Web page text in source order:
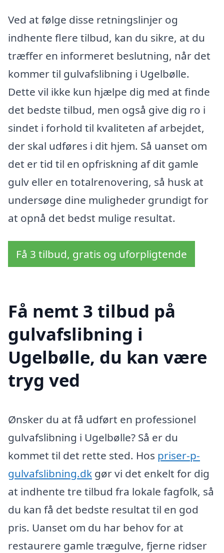
Ved at følge disse retningslinjer og
indhente flere tilbud, kan du sikre, at du
træffer en informeret beslutning, når det
kommer til gulvafslibning i Ugelbølle.
Dette vil ikke kun hjælpe dig med at finde
det bedste tilbud, men også give dig ro i
sindet i forhold til kvaliteten af arbejdet,
der skal udføres i dit hjem. Så uanset om
det er tid til en opfriskning af dit gamle
gulv eller en totalrenovering, så husk at
undersøge dine muligheder grundigt for
at opnå det bedst mulige resultat.
Få 3 tilbud, gratis og uforpligtende
Få nemt 3 tilbud på
gulvafslibning i
Ugelbølle, du kan være
tryg ved
Ønsker du at få udført en professionel
gulvafslibning i Ugelbølle? Så er du
kommet til det rette sted. Hos priser-p-
gulvafslibning.dk gør vi det enkelt for dig
at indhente tre tilbud fra lokale fagfolk, så
du kan få det bedste resultat til en god
pris. Uanset om du har behov for at
restaurere gamle trægulve, fjerne ridser